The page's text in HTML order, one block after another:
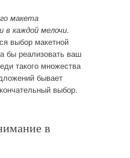
макета
в каждой мелочи.
выбор макетной
бы реализовать ваш
такого множества
бывает
выбор.
в